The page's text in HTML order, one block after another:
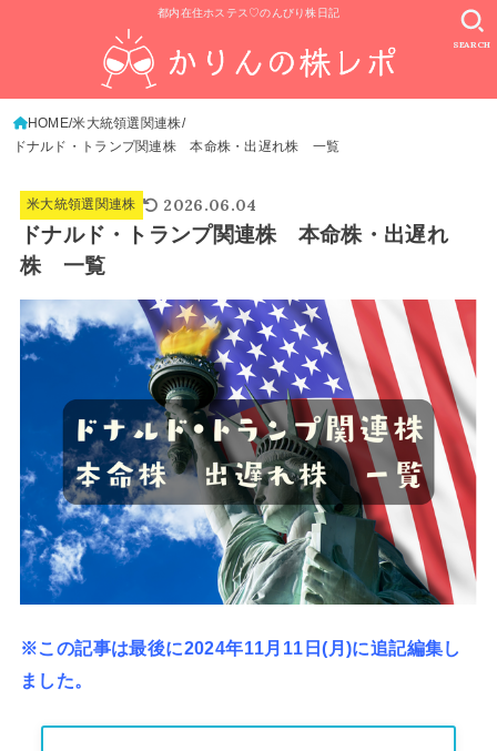
都内在住ホステス♡のんびり株日記
SEARCH
HOME 米大統領選関連株
ドナルド・トランプ関連株 本命株・出遅れ株 一覧
米大統領選関連株 2026.06.04
ドナルド・トランプ関連株 本命株・出遅れ
株 一覧
※この記事は最後に2024年11月11日(月)に追記編集し
ました。